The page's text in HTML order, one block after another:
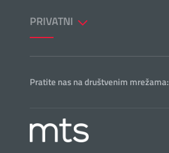
PRIVATNI
Pratite nas na društvenim mrežama: